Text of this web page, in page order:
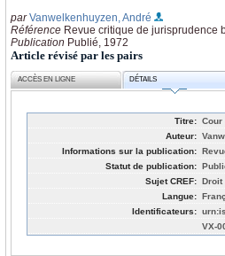
parVanwelkenhuyzen, André
Référence Revue critique de jurisprudence
Publication Publié, 1972
Article révisé par les pairs
ACCÈS EN LIGNE DÉTAILS
Titre: Cour
Auteur:
Informations sur la publication:
Statut de publication:
Sujet CREF: Droit
Langue:
Identificateurs:
VX-